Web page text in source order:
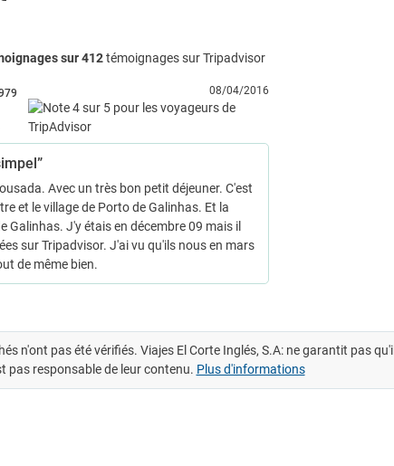
sur 412témoignages sur Tripadvisor
08/04/2016
Avec un très bon petit déjeuner. C'est
et le village de Porto de Galinhas. Et la
Galinhas. J'y étais en décembre 09 mais il
sur Tripadvisor. J'ai vu qu'ils nous en mars
de même bien.
n'ont pas été vérifiés. Viajes El Corte Inglés, S.A: ne garantit pas
pas responsable de leur contenu. Plus d'informations